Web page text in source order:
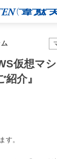
仮想マ
介』
す。